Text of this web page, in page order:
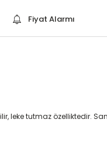
Fiyat Alarmı
tutmaz özelliktedir.